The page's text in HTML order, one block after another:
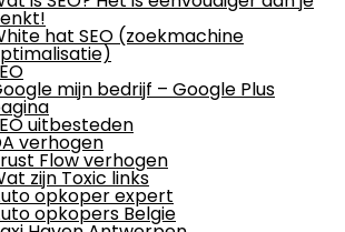
hat SEO (zoekmachine
mijn bedrijf – Google Plus
uitbesteden
verhogen
Flow verhogen
zijn Toxic links
opkoper expert
opkopers Belgie